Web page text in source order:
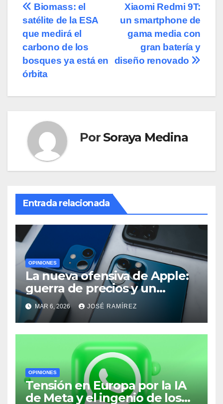
Navegación
de
entradas
Xiaomi Redmi 9T:
un smartphone de
gama media con
gran batería y
diseño renovado
Biomass: el
satélite de la ESA
que medirá el
carbono de los
bosques ya está en
órbita
Por Soraya Medina
Entrada relacionada
OPINIONES
La nueva ofensiva de Apple:
guerra de precios y un
cambio histórico para el
iPhone 18
MAR 6, 2026 JOSÉ RAMÍREZ
OPINIONES
Tensión en Europa por la IA
de Meta y el ingenio de los